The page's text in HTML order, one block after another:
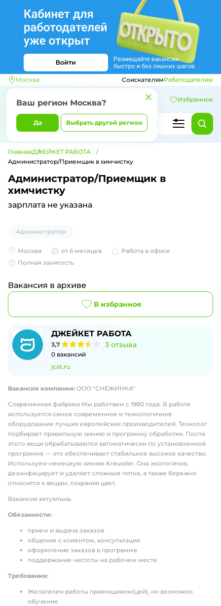
Москва
Ваш регион Москва?
Да Выбрать другой регион
СоискателямРаботодателям
Избранное
ГлавнаяДЖЕЙКЕТ РАБОТА
Администратор/Приемщик в химчистку
Администратор/Приемщик в
химчистку
зарплата не указана
Администратор
Москва от 6 месяцев
Работа в офисе
Полная занятость
Вакансия в архиве
В избранное
ДЖЕЙКЕТ РАБОТА
3,7 3 отзыва
0 вакансий
jcat.ru
Вакансия компании: ООО "СНЕЖИНКА"
Современная фабрика Мы работаем с 1980 года. В работе
используется самое современное и технологичное
оборудование лучших европейских производителей. Технолог
подбирает правильную химию и программу обработки. После
этого вещи обрабатываются автоматически по установленной
программе — это обеспечивает стабильное высокое качество.
Используем немецкую химию Kreussler. Она экологична,
дезинфицирует и удаляет сложные пятна, а также бережно
относится к вещам, сохраняя цвет.
Вакансия актуальна.
Обязанности:
прием и выдача заказов
общение с клиентом, консультация
оформление заказов в программе
поддержание чистоты на рабочем месте
Требования:
Желателен работы приемщиком(цей), но возможно
обучение